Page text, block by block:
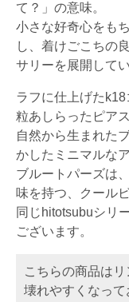
て？」の意味。
小さな好奇心をも
し、着けごこちの
サリーを展開してい
ラフに仕上げた
粒あしらったピアス
自然から生まれた
かしたミニマルな
ブルートパーズは
味を持つ、クール
同じhitotsubuシリ
ございます。
こちらの商品は
壊れやすくなって